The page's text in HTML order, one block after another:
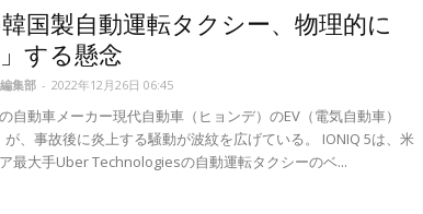
国製自動運転タクシー、物理的に
」する懸念
集部 - 2022年12月26日 06:45
自動車メーカー現代自動車（ヒョンデ）のEV（電気自動車）
が、事故後に炎上する騒動が波紋を広げている。 IONIQ 5は、米
最大手Uber Technologiesの自動運転タクシーのベ...